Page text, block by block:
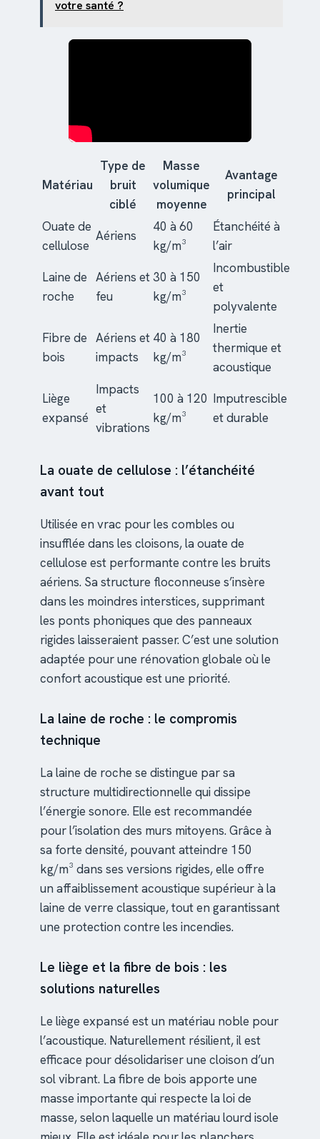
votre santé ?
Matériau
Type de
bruit
ciblé
Masse
volumique
moyenne
Avantage
principal
Ouate de
cellulose
Aériens
40 à 60
kg/m³
Étanchéité à
l’air
Laine de
roche
Aériens et
feu
30 à 150
kg/m³
Incombustible
et
polyvalente
Fibre de
bois
Aériens et
impacts
40 à 180
kg/m³
Inertie
thermique et
acoustique
Liège
expansé
Impacts
et
vibrations
100 à 120
kg/m³
Imputrescible
et durable
La ouate de cellulose : l’étanchéité
avant tout
Utilisée en vrac pour les combles ou
insufflée dans les cloisons, la ouate de
cellulose est performante contre les bruits
aériens. Sa structure floconneuse s’insère
dans les moindres interstices, supprimant
les ponts phoniques que des panneaux
rigides laisseraient passer. C’est une solution
adaptée pour une rénovation globale où le
confort acoustique est une priorité.
La laine de roche : le compromis
technique
La laine de roche se distingue par sa
structure multidirectionnelle qui dissipe
l’énergie sonore. Elle est recommandée
pour l’isolation des murs mitoyens. Grâce à
sa forte densité, pouvant atteindre 150
kg/m³ dans ses versions rigides, elle offre
un affaiblissement acoustique supérieur à la
laine de verre classique, tout en garantissant
une protection contre les incendies.
Le liège et la fibre de bois : les
solutions naturelles
Le liège expansé est un matériau noble pour
l’acoustique. Naturellement résilient, il est
efficace pour désolidariser une cloison d’un
sol vibrant. La fibre de bois apporte une
masse importante qui respecte la loi de
masse, selon laquelle un matériau lourd isole